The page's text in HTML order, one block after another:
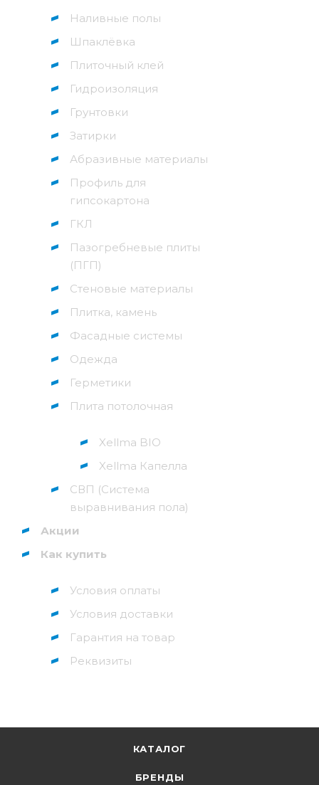
Наливные полы
Шпаклёвка
Плиточный клей
Гидроизоляция
Грунтовки
Затирки
Абразивные материалы
Профиль для
гипсокартона
ГКЛ
Пазогребневые плиты
(ПГП)
Стеновые материалы
Плитка, камень
Фасадные системы
Одежда
Герметики
Плита потолочная
Xellma BIO
Xellma Капелла
СВП (Система
выравнивания пола)
Акции
Как купить
Условия оплаты
Условия доставки
Гарантия на товар
Реквизиты
КАТАЛОГ
БРЕНДЫ